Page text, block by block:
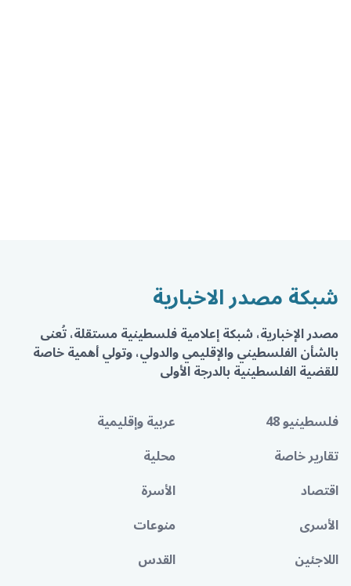
شبكة مصدر الاخبارية
مصدر الإخبارية، شبكة إعلامية فلسطينية مستقلة، تُعنى
بالشأن الفلسطيني والإقليمي والدولي، وتولي أهمية خاصة
للقضية الفلسطينية بالدرجة الأولى
فلسطينيو 48
عربية وإقليمية
تقارير خاصة
محلية
اقتصاد
الأسرة
الأسرى
منوعات
اللاجئين
القدس